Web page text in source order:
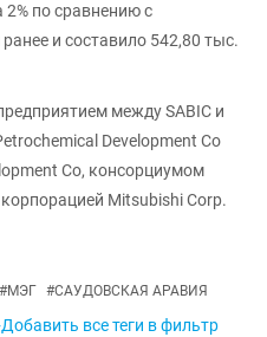
2% по сравнению с
и составило 542,80 тыс.
между SABIC и
Development Co
Co, консорциумом
Mitsubishi Corp.
#МЭГ #САУДОВСКАЯ АРАВИЯ
все теги в фильтр